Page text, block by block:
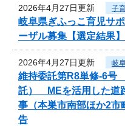
2026年4月27日更新 子
岐阜県ぎふっこ育児サ
ーザル募集【選定結果】
2026年4月27日更新 岐
維持委託第R8単修-6
託） MEを活用した道
事（本巣市南部ほか2市
告